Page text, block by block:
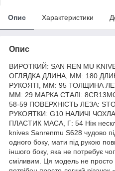
Опис Характеристики
Опис
ВИРОТКИЙ: SAN REN MU
ОГЛЯДКА ДЛИНА, ММ: 180
РУКОЯТІ, ММ: 95 ТОЛЩИНА
ММ: 29 МАРКА СТАЛІ:
58-59 ПОВЕРХНІСТЬ ЛЕЗА:
РУКОЯТКИ: G10 НАЛИЧІ
ПЛАСТИК МАСА, Г: 54 Ніж
knives Sanrenmu S628 чудово
одного боку, мати під рукою
іншого боку, яка не потребує
сміливим. Ця модель не